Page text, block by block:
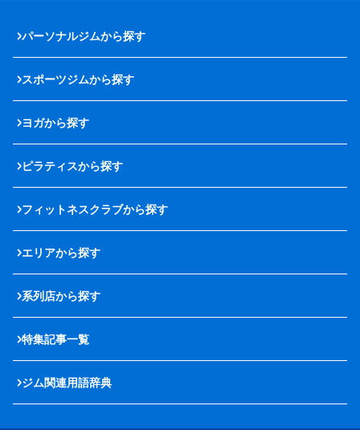
パーソナルジムから探す
スポーツジムから探す
ヨガから探す
ピラティスから探す
フィットネスクラブから探す
エリアから探す
系列店から探す
特集記事一覧
ジム関連用語辞典